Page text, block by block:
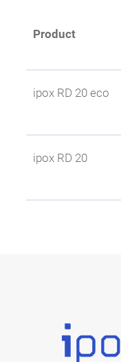
Tech.
Eigenschaften
Tech.
Product
ipox RD 20 eco
Weitere
Tech.
ipox RD 20
Eigenschaften